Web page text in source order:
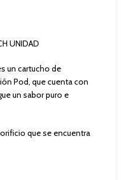
UNIDAD
un cartucho de
Pod, que cuenta con
un sabor puro e
orificio que se encuentra